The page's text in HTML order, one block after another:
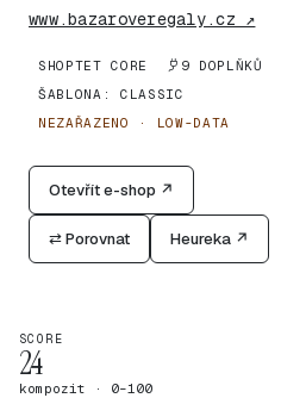
www.bazaroveregaly.cz ↗
SHOPTET CORE
9 DOPLŇKŮ
ŠABLONA: CLASSIC
NEZAŘAZENO · LOW-DATA
Otevřít e-shop ↗
⇄ Porovnat Heureka ↗
SCORE
24
kompozit · 0–100